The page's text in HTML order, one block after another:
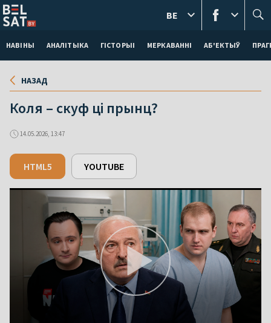
НАВІНЫ АНАЛІТЫКА ГІСТОРЫІ МЕРКАВАННI АБ'ЕКТЫЎ
BE
НАЗАД
Коля – скуф ці прынц?
14.05.2026, 13:47
HTML5 YOUTUBE